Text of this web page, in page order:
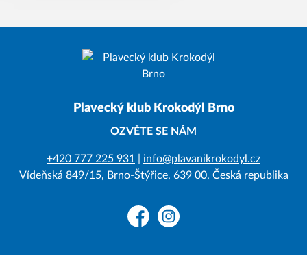
Plavecký klub Krokodýl Brno
OZVĚTE SE NÁM
+420 777 225 931
info@plavanikrokodyl.cz
Vídeňská 849/15, Brno-Štýřice, 639 00, Česká republika
FacebookInstagram